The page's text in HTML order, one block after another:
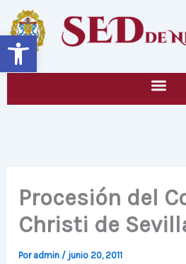
Abrir barra de herramientas
contenido
Procesión del
Christi de
Por admin / junio 20, 2011